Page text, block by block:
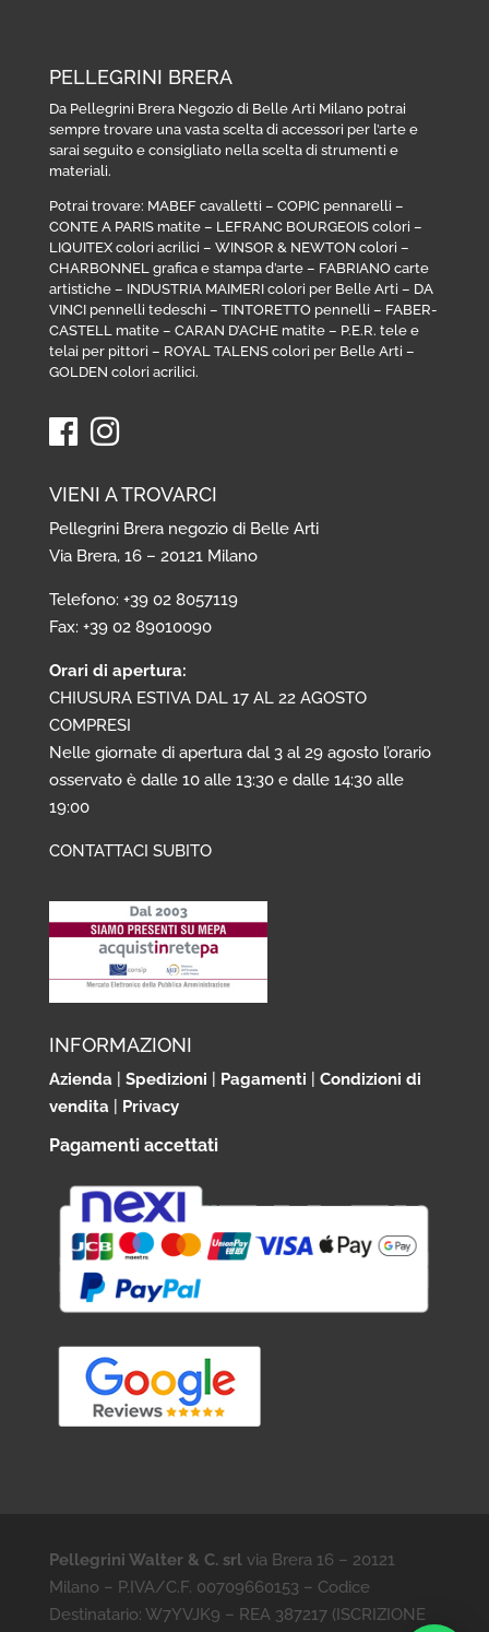
PELLEGRINI BRERA
Da Pellegrini Brera Negozio di Belle Arti Milano potrai
sempre trovare una vasta scelta di accessori per l’arte e
sarai seguito e consigliato nella scelta di strumenti e
materiali.
Potrai trovare: MABEF cavalletti – COPIC pennarelli –
CONTE A PARIS matite– LEFRANC BOURGEOIS colori –
LIQUITEX colori acrilici – WINSOR & NEWTON colori –
CHARBONNEL grafica e stampa d’arte– FABRIANO carte
artistiche– INDUSTRIA MAIMERI colori per Belle Arti – DA
VINCI pennelli tedeschi – TINTORETTO pennelli – FABER-
CASTELL matite– CARAN D’ACHE matite– P.E.R. tele e
telai per pittori – ROYAL TALENS colori per Belle Arti –
GOLDEN colori acrilici.
VIENI A TROVARCI
Pellegrini Brera negozio di Belle Arti
Via Brera, 16 – 20121 Milano
Telefono: +39 02 8057119
Fax: +39 02 89010090
Orari di apertura:
CHIUSURA ESTIVA DAL 17 AL 22 AGOSTO
COMPRESI
Nelle giornate di apertura dal 3 al 29 agosto l’orario
osservato è dalle 10 alle 13:30 e dalle 14:30 alle
19:00
CONTATTACI SUBITO
INFORMAZIONI
Azienda| Spedizioni Pagamenti
Condizioni di
vendita| Privacy
Pagamenti accettati
Pellegrini Walter & C. srlvia Brera 16 – 20121
Milano – P.IVA/C.F. 00709660153 – Codice
Destinatario: W7YVJK9 – REA 387217 (ISCRIZIONE